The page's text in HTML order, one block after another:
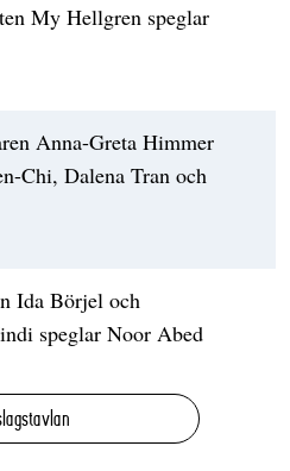
My Hellgren speglar
Anna-Greta Himmer
Chi, Dalena Tran och
Ida Börjel och
speglar Noor Abed